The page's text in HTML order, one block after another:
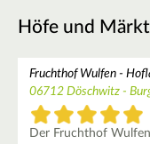
Höfe und
Fruchthof Wulfen -
06712 Döschwitz -
Der Fruchthof